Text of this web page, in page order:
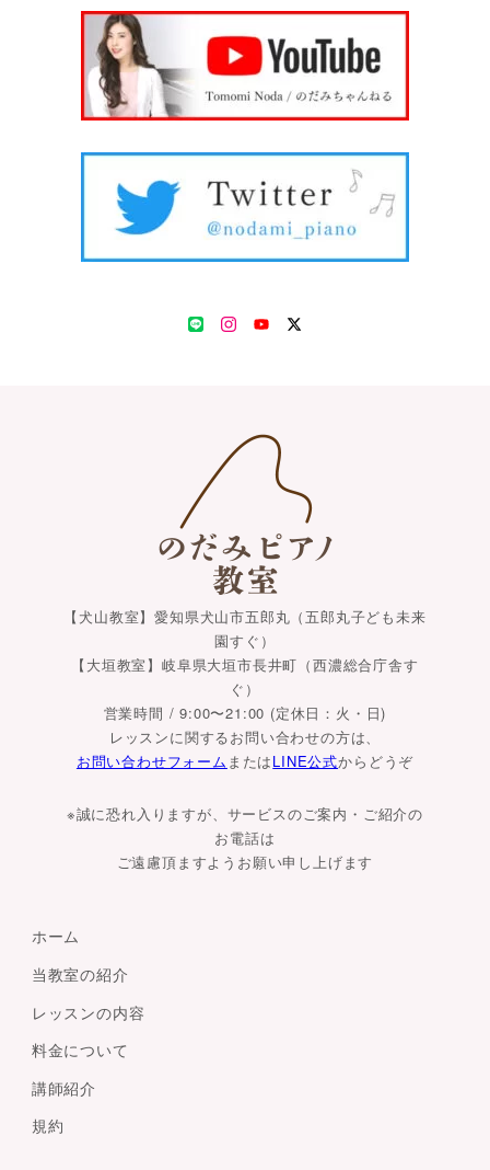
LINEInstagram
YouTube
【犬山教室】愛知県犬山市五郎丸（五郎丸子ども未来
園すぐ）
【大垣教室】岐阜県大垣市長井町（西濃総合庁舎す
ぐ）
営業時間 / 9:00〜21:00 (定休日：火・日)
レッスンに関するお問い合わせの方は、
お問い合わせフォーム またはLINE公式からどうぞ
※誠に恐れ入りますが、サービスのご案内・ご紹介の
お電話は
ご遠慮頂ますようお願い申し上げます
ホーム
当教室の紹介
レッスンの内容
料金について
講師紹介
規約